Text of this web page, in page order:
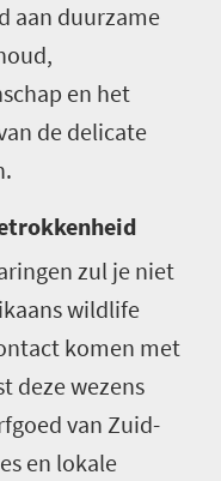
aan duurzame
en het
de delicate
zul je niet
wildlife
komen met
deze wezens
van Zuid-
en lokale